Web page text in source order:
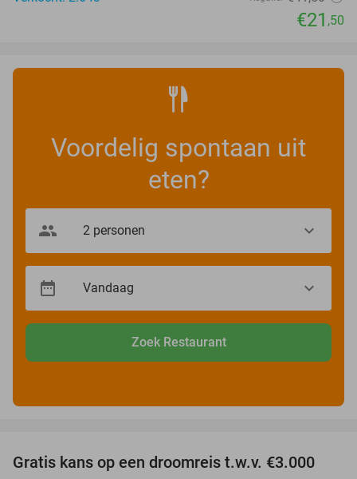
€21 ,50
Voordelig spontaan uit
eten?
Zoek Restaurant
Gratis kans op een droomreis t.w.v. €3.000